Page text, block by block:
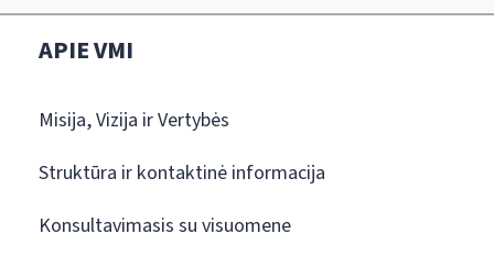
APIE VMI
Misija, Vizija ir Vertybės
Struktūra ir kontaktinė informacija
Konsultavimasis su visuomene